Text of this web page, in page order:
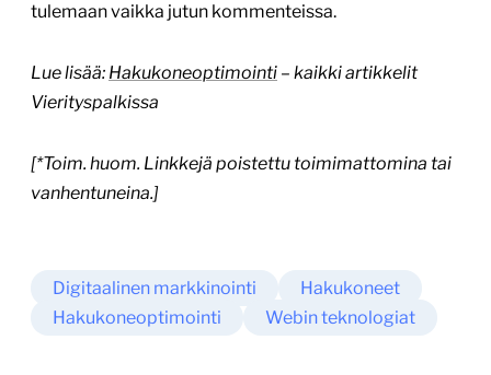
tulemaan vaikka jutun kommenteissa.
Lue lisää: Hakukoneoptimointi – kaikki artikkelit
Vierityspalkissa
[*Toim. huom. Linkkejä poistettu toimimattomina tai
vanhentuneina.]
Digitaalinen markkinointi
Hakukoneet
Hakukoneoptimointi
Webin teknologiat